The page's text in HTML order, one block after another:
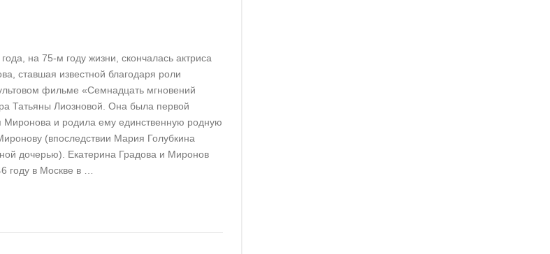
на 75-м году жизни, скончалась актриса
ставшая известной благодаря роли
фильме «Семнадцать мгновений
Татьяны Лиозновой. Она была первой
Миронова и родила ему единственную родную
(впоследствии Мария Голубкина
дочерью). Екатерина Градова и Миронов
году в Москве в …